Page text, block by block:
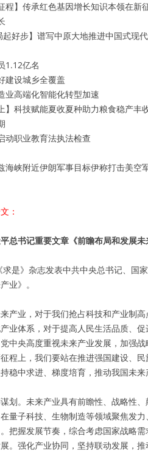
程】传承红色基因增长知识本领在新
起好步】谱写中原大地推进中国式
1.12亿名
建设城乡全覆盖
业高端化智能化转型加速
】科技赋能夏收夏种助力粮食稳产丰
动职业教育法执法检查
海峡附近伊朗军事目标伊称打击美空
：
总书记重要文章《前瞻布局和发展未
是》杂志发表中共中央总书记、国
业》。
产业，对于我们抢占科技和产业制
业体系，对于提高人民生活品质、
中央高度重视未来产业发展，加强
程上，我们要站在推进强国建设、
稳中求进、梯度培育，推动我国未来
划。未来产业具有前瞻性、战略性
量子科技、生物制造等领域聚焦发
把握发展节奏，综合考虑国家战略
。强化产业协同，坚持联动发展，